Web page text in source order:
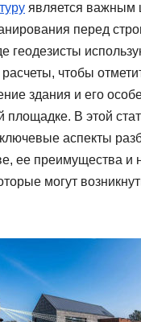
является важным
перед
геодезисты
чтобы
здания и его
площадке. В этой
аспекты
ее преимущества и
могут